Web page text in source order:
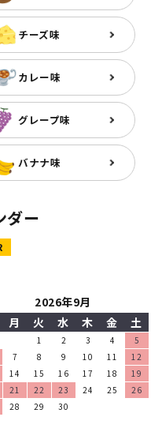
チーズ味
カレー味
グレープ味
バナナ味
ダー
2026年9月
月 火 水 木 金 土
1 2 3 4
5
7 8 9 10 11
12
14 15 16 17 18
19
21 22 23 24 25
26
28 29 30